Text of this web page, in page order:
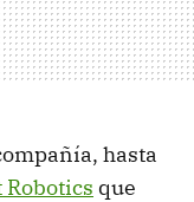
hasta
Robotics que